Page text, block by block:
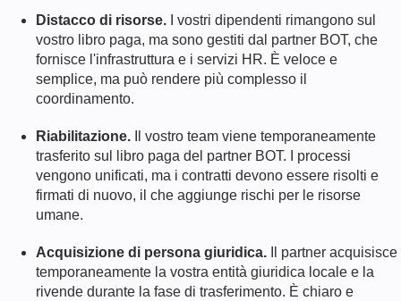
Distacco di risorse. I vostri dipendenti rimangono sul
vostro libro paga, ma sono gestiti dal partner BOT, che
fornisce l'infrastruttura e i servizi HR. È veloce e
semplice, ma può rendere più complesso il
coordinamento.
Riabilitazione. Il vostro team viene temporaneamente
trasferito sul libro paga del partner BOT. I processi
vengono unificati, ma i contratti devono essere risolti e
firmati di nuovo, il che aggiunge rischi per le risorse
umane.
Acquisizione di persona giuridica. Il partner acquisisce
temporaneamente la vostra entità giuridica locale e la
rivende durante la fase di trasferimento. È chiaro e